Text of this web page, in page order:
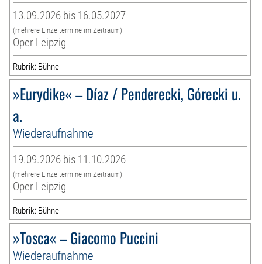
13.09.2026 bis 16.05.2027
(mehrere Einzeltermine im Zeitraum)
Oper Leipzig
Rubrik: Bühne
»Eurydike« – Díaz / Penderecki, Górecki u.
a.
Wiederaufnahme
19.09.2026 bis 11.10.2026
(mehrere Einzeltermine im Zeitraum)
Oper Leipzig
Rubrik: Bühne
»Tosca« – Giacomo Puccini
Wiederaufnahme